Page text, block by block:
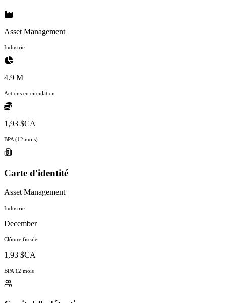
Asset Management
Industrie
4.9 M
Actions en circulation
1,93 $CA
BPA (12 mois)
Carte d'identité
Asset Management
Industrie
December
Clôture fiscale
1,93 $CA
BPA 12 mois